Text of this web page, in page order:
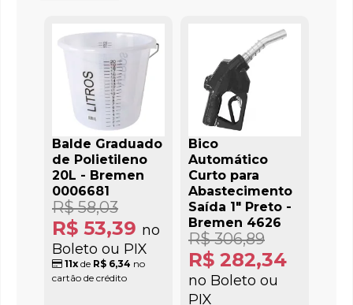
Balde Graduado
de Polietileno
20L - Bremen
0006681
R$ 53,39 no
Boleto ou PIX
R$ 58,03
11x de R$ 6,34 no
cartão de crédito
Bico
Automático
Curto para
Abastecimento
Saída 1" Preto -
Bremen 4626
R$ 282,34
no Boleto ou
PIX
R$ 306,89